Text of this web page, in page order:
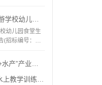
幼儿园食堂
幼儿园食堂生
招标编号：
”产业集群
训练中心物业